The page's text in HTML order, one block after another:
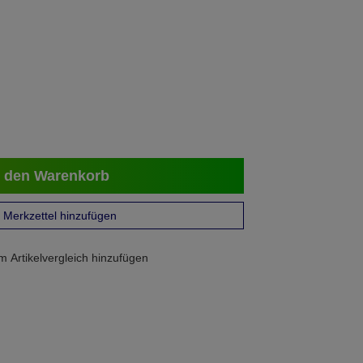
Warenkorb
hinzufügen
Artikelvergleich hinzufügen